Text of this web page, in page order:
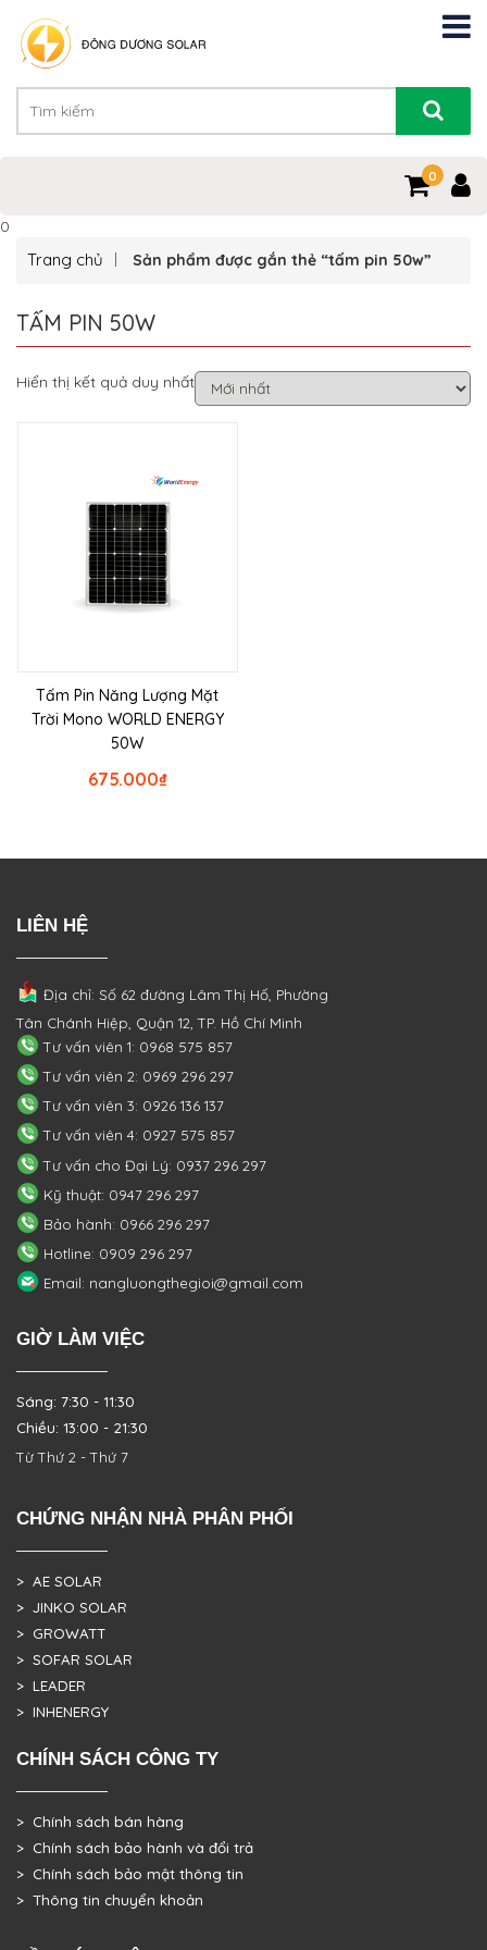
0
0
Trang chủ Sản phẩm được gắn thẻ “tấm pin 50w”
TẤM PIN 50W
Hiển thị kết quả duy nhất
Tấm Pin Năng Lượng Mặt
Trời Mono WORLD ENERGY
50W
₫
675.000
LIÊN HỆ
Địa chỉ: Số 62 đường Lâm Thị Hố, Phường
Tân Chánh Hiệp, Quận 12, TP. Hồ Chí Minh
Tư vấn viên 1: 0968 575 857
Tư vấn viên 2: 0969 296 297
Tư vấn viên 3: 0926 136 137
Tư vấn viên 4: 0927 575 857
Tư vấn cho Đại Lý: 0937 296 297
Kỹ thuật: 0947 296 297
Bảo hành: 0966 296 297
Hotline: 0909 296 297
Email: nangluongthegioi@gmail.com
GIỜ LÀM VIỆC
Sáng: 7:30 - 11:30
Chiều: 13:00 - 21:30
Từ Thứ 2 - Thứ 7
CHỨNG NHẬN NHÀ PHÂN PHỐI
> AE SOLAR
> JINKO SOLAR
> GROWATT
> SOFAR SOLAR
> LEADER
> INHENERGY
CHÍNH SÁCH CÔNG TY
> Chính sách bán hàng
> Chính sách bảo hành và đổi trả
> Chính sách bảo mật thông tin
> Thông tin chuyển khoản